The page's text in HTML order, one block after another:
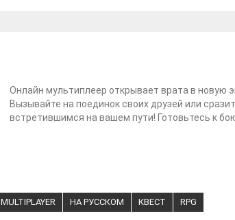
Онлайн мультиплеер открывает врата в новую
Вызывайте на поединок своих друзей или
встретившимся на вашем пути! Готовьтесь к
MULTIPLAYER НА РУССКОМ КВЕСТ RPG